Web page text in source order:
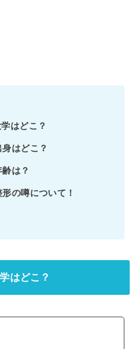
はどこ？
はどこ？
は？
の噂について！
はどこ？